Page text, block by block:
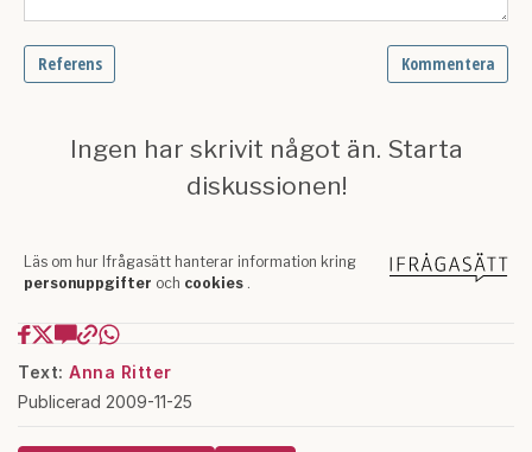
Text: Anna Ritter
Publicerad 2009-11-25